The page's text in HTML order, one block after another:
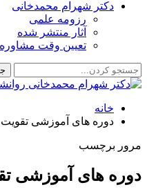
دکتر شهرام محمدخانی
رزومه علمی
آثار منتشر شده
تعیین وقت مشاوره
خانه
دوره های آموزشی
مرور برچسب
دوره های آموزشی